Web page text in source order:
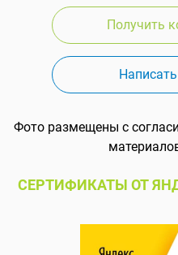
Получить
Фото размещены с
СЕРТИФИКАТЫ ОТ